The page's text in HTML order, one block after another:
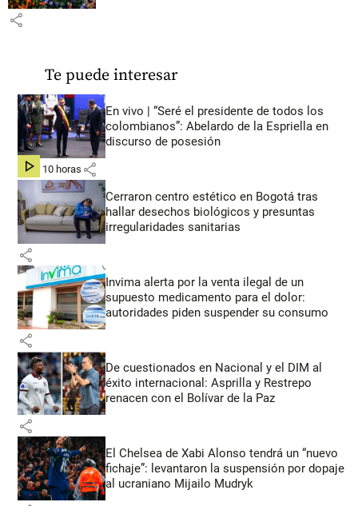
share
Te puede interesar
En vivo | “Seré el presidente de todos los
colombianos”: Abelardo de la Espriella en
discurso de posesión
hace 10 horas share
Cerraron centro estético en Bogotá tras
hallar desechos biológicos y presuntas
irregularidades sanitarias
share
Invima alerta por la venta ilegal de un
supuesto medicamento para el dolor:
autoridades piden suspender su consumo
share
De cuestionados en Nacional y el DIM al
éxito internacional: Asprilla y Restrepo
renacen con el Bolívar de la Paz
share
El Chelsea de Xabi Alonso tendrá un “nuevo
fichaje”: levantaron la suspensión por dopaje
al ucraniano Mijailo Mudryk